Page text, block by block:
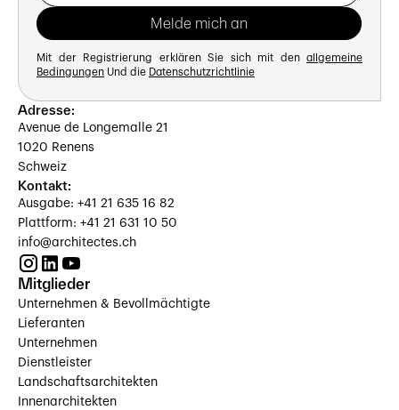
Mit der Registrierung erklären Sie sich mit den allgemeine
Bedingungen Und die Datenschutzrichtlinie
Adresse:
Avenue de Longemalle 21
1020 Renens
Schweiz
Kontakt:
Ausgabe: +41 21 635 16 82
Plattform: +41 21 631 10 50
info@architectes.ch
Mitglieder
Unternehmen & Bevollmächtigte
Lieferanten
Unternehmen
Dienstleister
Landschaftsarchitekten
Innenarchitekten